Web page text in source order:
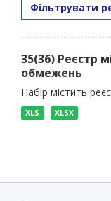
Фільтрувати
35(36) Реєстр
обмежень
Набір містить
XLS XLSX